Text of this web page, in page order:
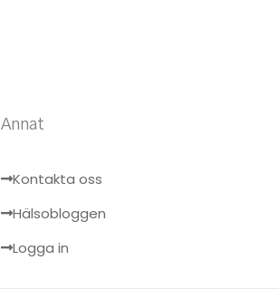
Annat
Kontakta oss
Hälsobloggen
Logga in